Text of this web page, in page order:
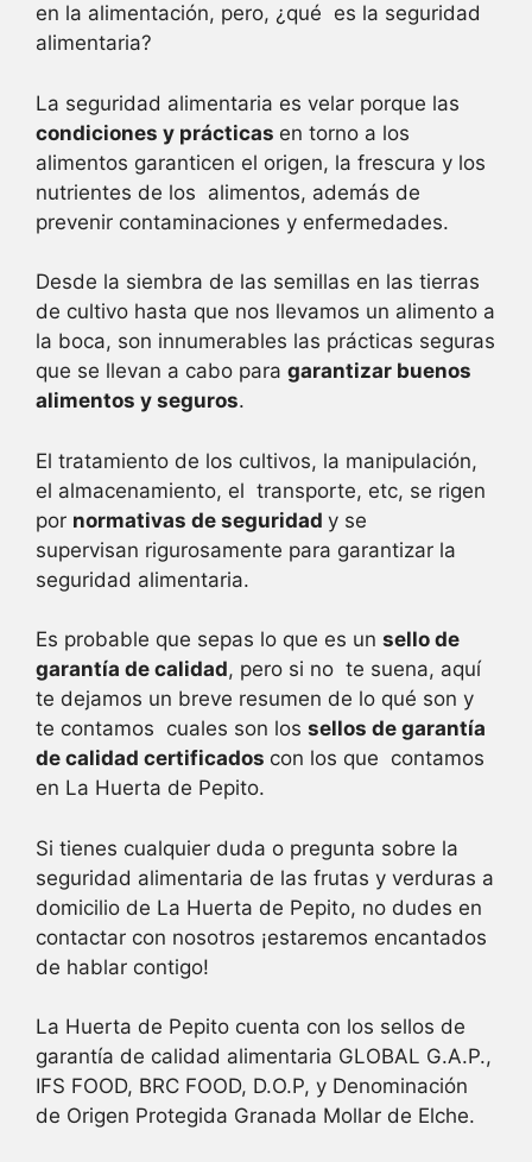
en la alimentación, pero, ¿qué es la seguridad
alimentaria?
La seguridad alimentaria es velar porque las
condiciones y prácticas en torno a los
alimentos garanticen el origen, la frescura y los
nutrientes de los alimentos, además de
prevenir contaminaciones y enfermedades.
Desde la siembra de las semillas en las tierras
de cultivo hasta que nos llevamos un alimento a
la boca, son innumerables las prácticas seguras
que se llevan a cabo para garantizar buenos
alimentos y seguros.
El tratamiento de los cultivos, la manipulación,
el almacenamiento, el transporte, etc, se rigen
por normativas de seguridad y se
supervisan rigurosamente para garantizar la
seguridad alimentaria.
Es probable que sepas lo que es un sello de
garantía de calidad, pero si no te suena, aquí
te dejamos un breve resumen de lo qué son y
te contamos cuales son los sellos de garantía
de calidad certificados con los que contamos
en La Huerta de Pepito.
Si tienes cualquier duda o pregunta sobre la
seguridad alimentaria de las frutas y verduras a
domicilio de La Huerta de Pepito, no dudes en
contactar con nosotros ¡estaremos encantados
de hablar contigo!
La Huerta de Pepito cuenta con los sellos de
garantía de calidad alimentaria GLOBAL G.A.P.,
IFS FOOD, BRC FOOD, D.O.P, y Denominación
de Origen Protegida Granada Mollar de Elche.